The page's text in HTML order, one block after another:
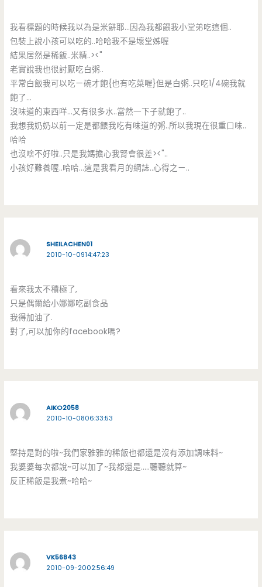
我看標題的時候我以為是米餅耶…因為我都餵我小堂弟吃這個..
包裝上說小孩可以吃的..哈哈我不是壞堂姊喔
結果居然是稀飯..米精..><"
老實說我也很討厭吃白粥..
平常白飯我可以吃ㄧ碗才飽{也有吃菜喔}但是白粥..只吃1/4碗我就
飽了…
沒味道的東西咩…又有很多水..當然一下子就飽了..
我想我奶奶以前一定是都餵我吃有味道的粥..所以我現在很重口味..
哈哈
也沒啥不好啦..只是我媽擔心我腎會很差><"..
小孩好難養喔..哈哈…這是我看月的網誌..心得之ㄧ..
SHEILACHEN01
2010-10-0914:47:23
看來我太不積極了,
只是偶爾給小娜娜吃副食品
我得加油了.
對了,可以加你的facebook嗎?
AIKO2058
2010-10-0806:33:53
堅持是對的啦~我們家雅雅的稀飯也都還是沒有添加調味料~
我婆婆每次都說~可以加了~我都還是…..聽聽就算~
反正稀飯是我煮~哈哈~
VK56843
2010-09-2002:56:49